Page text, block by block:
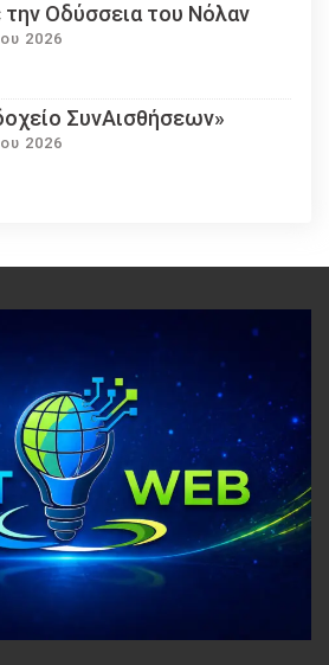
την Οδύσσεια του Νόλαν
2026
ΣυνΑισθήσεων»
2026